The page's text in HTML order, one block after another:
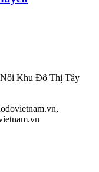
Khu Đô Thị Tây